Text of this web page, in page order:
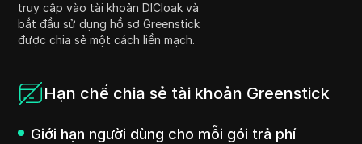
truy cập vào tài khoản DICloak và
bắt đầu sử dụng hồ sơ Greenstick
được chia sẻ một cách liền mạch.
Hạn chế chia sẻ tài khoản Greenstick
Giới hạn người dùng cho mỗi gói trả phí